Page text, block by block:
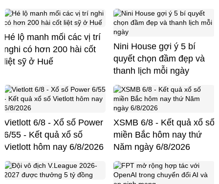
Hé lộ manh mối các vị trí
nghi có hơn 200 hài cốt
liệt sỹ ở Huế
Nini House gợi ý 5 bí
quyết chọn đầm đẹp và
thanh lịch mỗi ngày
Vietlott 6/8 - Xổ số Power
6/55 - Kết quả xổ số
Vietlott hôm nay 6/8/2026
XSMB 6/8 - Kết quả xổ số
miền Bắc hôm nay thứ
Năm ngày 6/8/2026